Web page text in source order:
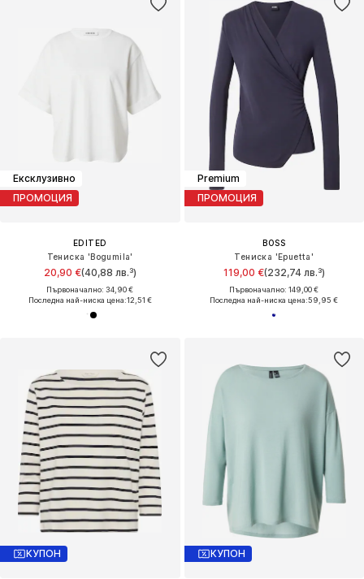
Ексклузивно
ПРОМОЦИЯ
EDITED
Тениска 'Bogumila'
20,90 €(40,88 лв.³)
Първоначално: 34,90 €
Последна най-ниска цена:12,51 €
Premium
ПРОМОЦИЯ
BOSS
Тениска 'Epuetta'
119,00 €(232,74 лв.³)
Първоначално: 149,00 €
Последна най-ниска цена:59,95 €
КУПОН КУПОН